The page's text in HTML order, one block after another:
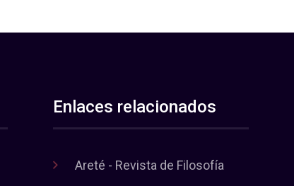
Enlaces relacionados
Areté - Revista de Filosofía